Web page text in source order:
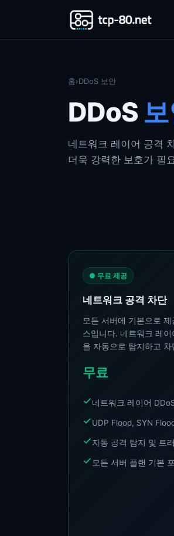
홈›DDoS 보안
DDoS
네트워크 레이어 공격
더욱 강력한 보호가 필
● 무료 제공
네트워크 공격 차단
모든 서버에 기본으로
스입니다. 네트워크 레
을 자동으로 탐지하고 차
무료
네트워크 레이어
UDP Flood, SYN
자동 공격 탐지 및 트
모든 서버 플랜 기본